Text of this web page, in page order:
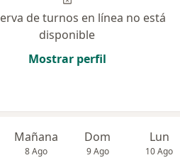
de turnos en línea no está
disponible
Mostrar perfil
Mañana
8 Ago
Dom
9 Ago
Lun
10 Ago